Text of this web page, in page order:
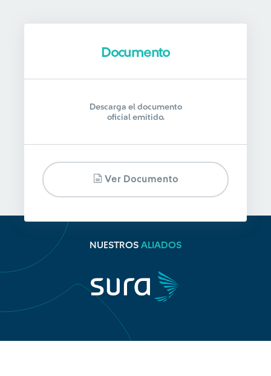
Documento
Descarga el documento
oficial emitido.
Ver Documento
NUESTROS ALIADOS